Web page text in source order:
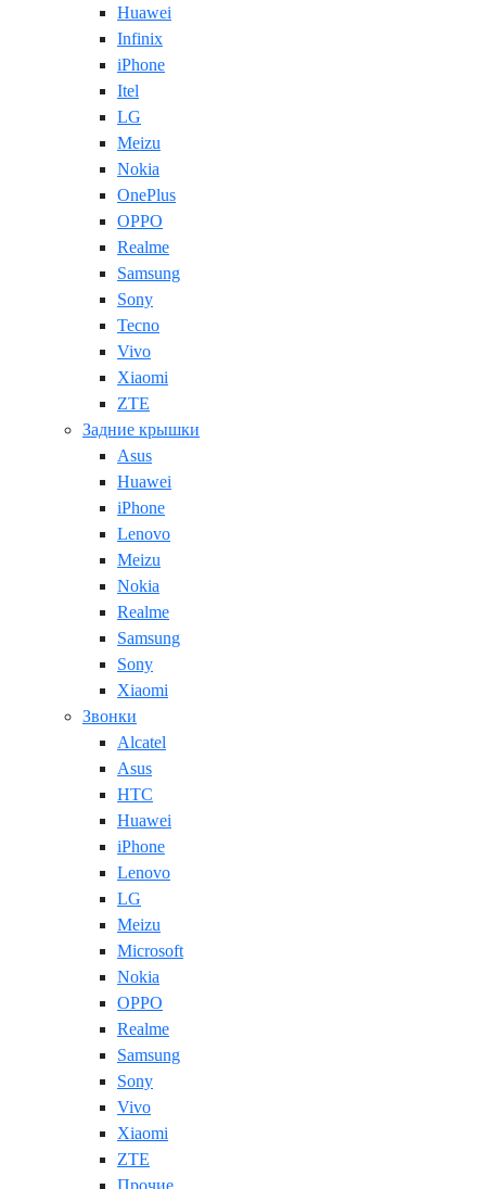
Huawei
Infinix
iPhone
Itel
LG
Meizu
Nokia
OnePlus
OPPO
Realme
Samsung
Sony
Tecno
Vivo
Xiaomi
ZTE
Задние крышки
Asus
Huawei
iPhone
Lenovo
Meizu
Nokia
Realme
Samsung
Sony
Xiaomi
Звонки
Alcatel
Asus
HTC
Huawei
iPhone
Lenovo
LG
Meizu
Microsoft
Nokia
OPPO
Realme
Samsung
Sony
Vivo
Xiaomi
ZTE